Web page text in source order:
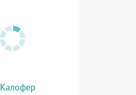
Калофер